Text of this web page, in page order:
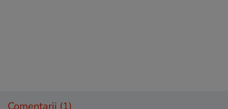
Comentarii (1)